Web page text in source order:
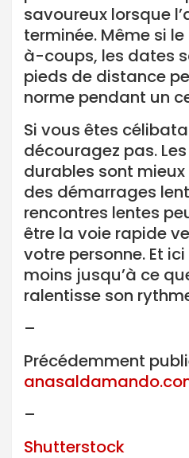
savoureux lorsque
terminée. Même si
à-coups, les dates
pieds de distance
norme pendant un
Si vous êtes
découragez pas.
durables sont
des démarrages
rencontres lentes
être la voie rapide
votre personne. Et
moins jusqu’à ce
ralentisse son
–
Précédemment
–
Shutterstock